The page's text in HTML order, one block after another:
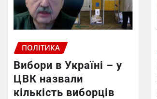
ПОЛІТИКА
Вибори в Україні – у
ЦВК назвали
кількість виборців